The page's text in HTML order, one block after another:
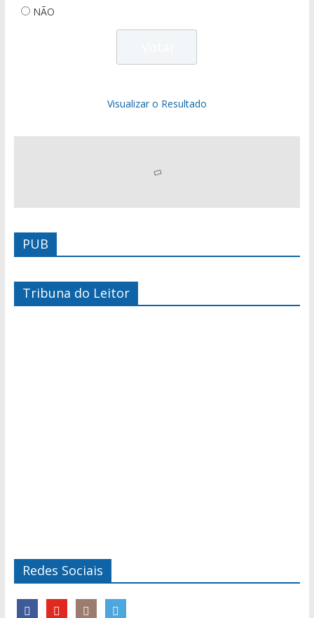
NÃO
Visualizar o Resultado
PUB
Tribuna do Leitor
Redes Sociais